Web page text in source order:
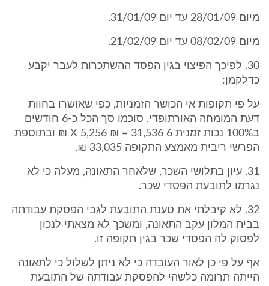
מיום 28/01/09 עד יום 31/01/09.
מיום 08/02/09 עד יום 21/02/09.
30. לפיכך הפיצוי בגין הפסד ההשתכרות לעבר יקבע
כדלקמן:
על פי תקופות אי הכושר הזמניות, כפי שאושרו בחוות
דעת המומחה האורתופדי, סוכמו סך הכל כ-6 חודשים
ב100% נכות זמנית 6 X 5,256 ₪ = 31,536 ₪ ובתוספת
הפרשי ריבית מאמצע התקופה 33,035 ₪.
31. עיון בתלושי השכר, שלאחר התאונה, מעלה כי לא
נגרמו לתובעת הפסדי שכר.
32. לא קיבלתי את טענת התובעת לגבי הפסקת עבודתה
בבית המלון עקב התאונה, ומשכך לא מצאתי לנכון
לפסוק לה הפסדי שכר בגין תקופה זו.
אף על פי כן לאור העובדה כי לא ניתן לשלול כי לתאונה
הייתה תרומה כלשהי להפסקת עבודתה של התובעת